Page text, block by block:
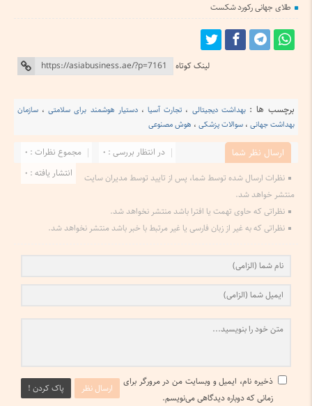
طلای جهانی رکورد شکست
لینک کوتاه
برچسب ها : بهداشت دیجیتالی ، تجارت آسیا،دستیار هوشمند برای سلامتی، سازمان
بهداشت جهانی ، سوالات پزشکی ، هوش مصنوعی
ارسال نظر شما مجموع نظرات : 0
در انتظار بررسی : 0
انتشار یافته : 0
نظرات ارسال شده توسط شما، پس از تایید توسط مدیران سایت
منتشر خواهد شد.
نظراتی که حاوی تهمت یا افترا باشد منتشر نخواهد شد.
نظراتی که به غیر از زبان فارسی یا غیر مرتبط با خبر باشد منتشر نخواهد شد.
ارسال نظر پاک کردن !
ذخیره نام، ایمیل و وبسایت من در مرورگر برای
زمانی که دوباره دیدگاهی می‌نویسم.